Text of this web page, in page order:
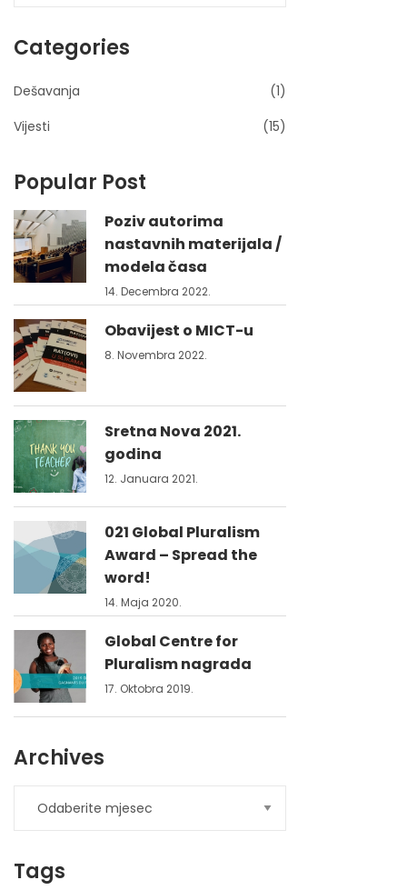
Categories
Dešavanja
(1)
Vijesti
(15)
Popular Post
Poziv autorima
nastavnih materijala /
modela časa
14. Decembra 2022.
Obavijest o MICT-u
8. Novembra 2022.
Sretna Nova 2021.
godina
12. Januara 2021.
021 Global Pluralism
Award – Spread the
word!
14. Maja 2020.
Global Centre for
Pluralism nagrada
17. Oktobra 2019.
Archives
Tags